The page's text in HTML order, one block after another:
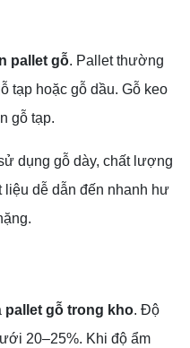
pallet gỗ. Pallet thường
tạp hoặc gỗ dầu. Gỗ keo
gỗ tạp.
dụng gỗ dày, chất lượng
liệu dễ dẫn đến nhanh hư
pallet gỗ trong kho. Độ
20–25%. Khi độ ẩm